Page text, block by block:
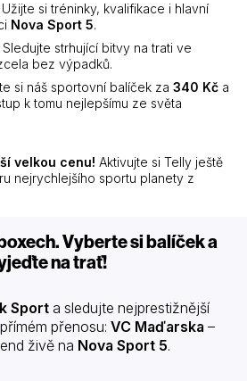
Užijte si tréninky, kvalifikace i hlavní
Nova Sport 5.
Sledujte strhující bitvy na trati ve
bez výpadků.
si náš sportovní balíček za 340 Kč a
k tomu nejlepšímu ze světa
velkou cenu! Aktivujte si Telly ještě
nejrychlejšího sportu planety z
Vyberte si balíček a
na trať!
Sporta sledujte nejprestižnější
přenosu: VC Maďarska –
živě na Nova Sport 5.